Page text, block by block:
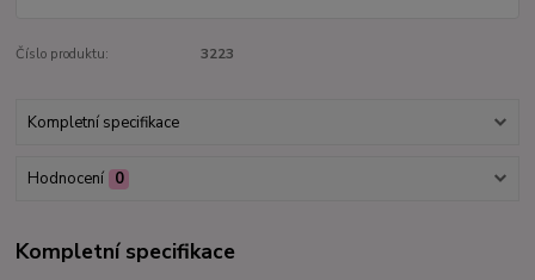
Číslo produktu: 3223
Kompletní specifikace
Hodnocení 0
Kompletní specifikace